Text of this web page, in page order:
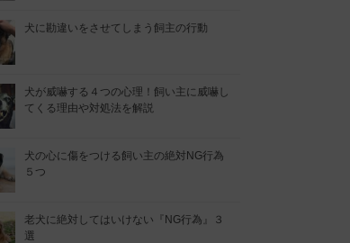
犬に勘違いをさせてしまう飼主の行動
犬が威嚇する４つの心理！飼い主に威嚇し
てくる理由や対処法を解説
犬の心に傷をつける飼い主の絶対NG行為
５つ
老犬に絶対してはいけない『NG行為』３
選